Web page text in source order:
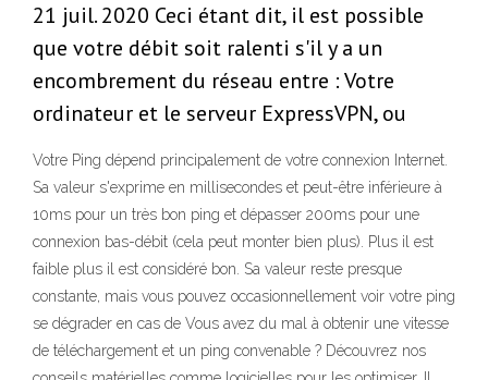
21 juil. 2020 Ceci étant dit, il est possible
que votre débit soit ralenti s'il y a un
encombrement du réseau entre : Votre
ordinateur et le serveur ExpressVPN, ou
Votre Ping dépend principalement de votre connexion Internet.
Sa valeur s'exprime en millisecondes et peut-être inférieure à
10ms pour un très bon ping et dépasser 200ms pour une
connexion bas-débit (cela peut monter bien plus). Plus il est
faible plus il est considéré bon. Sa valeur reste presque
constante, mais vous pouvez occasionnellement voir votre ping
se dégrader en cas de Vous avez du mal à obtenir une vitesse
de téléchargement et un ping convenable ? Découvrez nos